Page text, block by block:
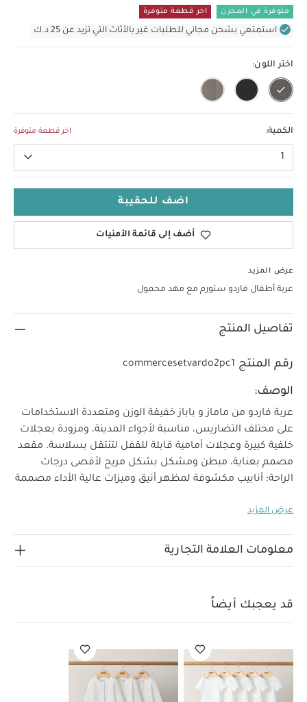
متوفرة في المخزن اخر قطعة متوفرة
استمتعي بشحن مجاني للطلبات غير بالأثاث التي تزيد عن 25 د.ك
اختر اللون:
الكمية: اخر قطعة متوفرة
1
اضف للحقيبة
أضف إلى قائمة الأمنيات
عرض المزيد
عربة أطفال فاردو ستورم مع مهد محمول
تفاصيل المنتج
رقم المنتج commercesetvardo2pc1
الوصف:
عربة فاردو من ماماز و باباز خفيفة الوزن ومتعددة الاستخدامات
على مختلف التضاريس، مناسبة لأجواء المدينة، ومزودة بعجلات
خلفية كبيرة وعجلات أمامية قابلة للقفل لتنتقل بسلاسة. مقعد
مصمم بعناية، مبطن ومشكل بشكل مريح لأقصى درجات
الراحة؛ أنابيب مكشوفة لمظهر أنيق وميزات عالية الأداء مصممة
الأطفال من الولادة وحتى وزن 22 كغ.
تشمل المجموعة: عربة فاردو باللون ستورم
الوعرة. باللون ستورم، رمادي متوسط ناعم من قماش بوليستر
معاد تدويره مطرز بشكل أنيق على المقعد، مع هيكل أسود
تدويرها – مقاومة للتآكل ومريحة للطفل
مقعد مبطن ناعم
تخزين لكل احتياجات الطفل (وأيضًا لك) مسند قدم قابل
للتعديل لأوقات قيلولة أكثر راحة
غطاء قابل للتمديد لتغطية
كاملة، مع أنابيب مكشوفة أنيقة، نافذة مراقبة وفتحة تهوية
عرض المزيد
معلومات العلامة التجارية
قد يعجبك أيضاً